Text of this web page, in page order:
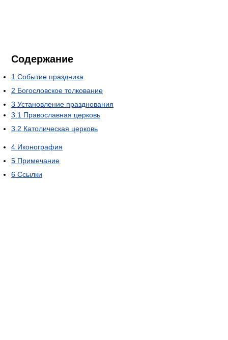
Содержание
1 Событие праздника
2 Богословское толкование
3 Установление празднования
3.1 Православная церковь
3.2 Католическая церковь
4 Иконография
5 Примечание
6 Ссылки